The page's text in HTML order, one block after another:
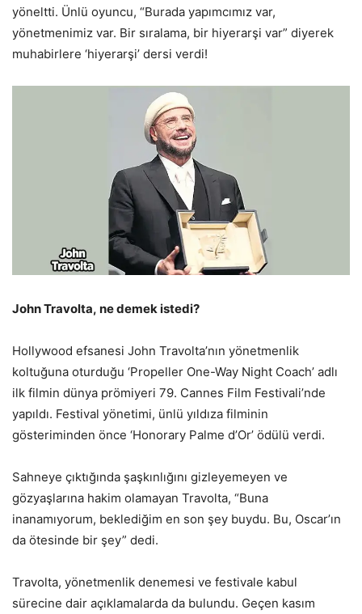
yöneltti. Ünlü oyuncu, “Burada yapımcımız var,
yönetmenimiz var. Bir sıralama, bir hiyerarşi var” diyerek
muhabirlere ‘hiyerarşi’ dersi verdi!
John Travolta, ne demek istedi?
Hollywood efsanesi John Travolta’nın yönetmenlik
koltuğuna oturduğu ‘Propeller One-Way Night Coach’ adlı
ilk filmin dünya prömiyeri 79. Cannes Film Festivali’nde
yapıldı. Festival yönetimi, ünlü yıldıza filminin
gösteriminden önce ‘Honorary Palme d’Or’ ödülü verdi.
Sahneye çıktığında şaşkınlığını gizleyemeyen ve
gözyaşlarına hakim olamayan Travolta, “Buna
inanamıyorum, beklediğim en son şey buydu. Bu, Oscar’ın
da ötesinde bir şey” dedi.
Travolta, yönetmenlik denemesi ve festivale kabul
sürecine dair açıklamalarda da bulundu. Geçen kasım